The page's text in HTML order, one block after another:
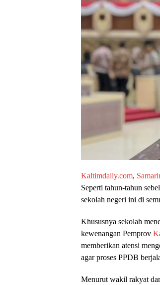
Kaltimdaily.com,
Seperti tahun-tahun
sekolah negeri ini di
Khususnya sekolah
kewenangan Pemprov
memberikan atensi
agar proses PPDB
Menurut wakil rakyat